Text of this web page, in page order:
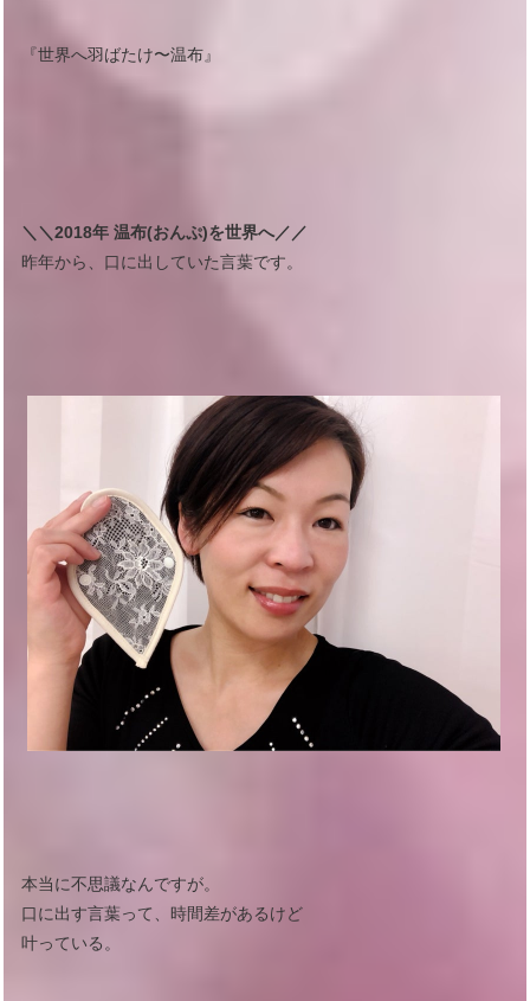
『世界へ羽ばたけ〜温布』
＼＼2018年 温布(おんぷ)を世界へ／／
昨年から、口に出していた言葉です。
本当に不思議なんですが。
口に出す言葉って、時間差があるけど
叶っている。